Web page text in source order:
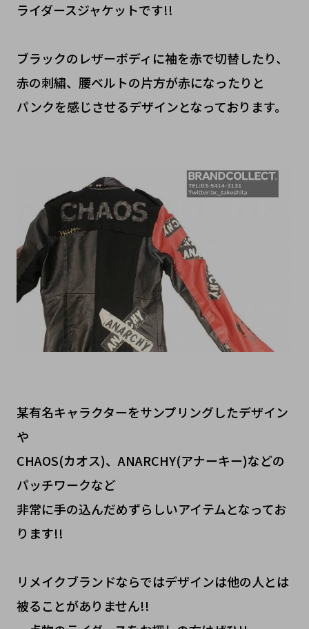
ライダースジャケットです!!
ブラックのレザーボディに袖を赤で切替したり、
赤の刺繡、腰ベルトの片方が赤になったりと
パンクを感じさせるデザインとなっております。
某有名キャラクターをサンプリングしたデザイン
や
CHAOS(カオス)、ANARCHY(アナーキー)などの
パッチワークなど
非常に手の込んだめずらしいアイテムとなってお
ります!!
リメイクブランドならではデザインは他の人とは
被ることがありません!!